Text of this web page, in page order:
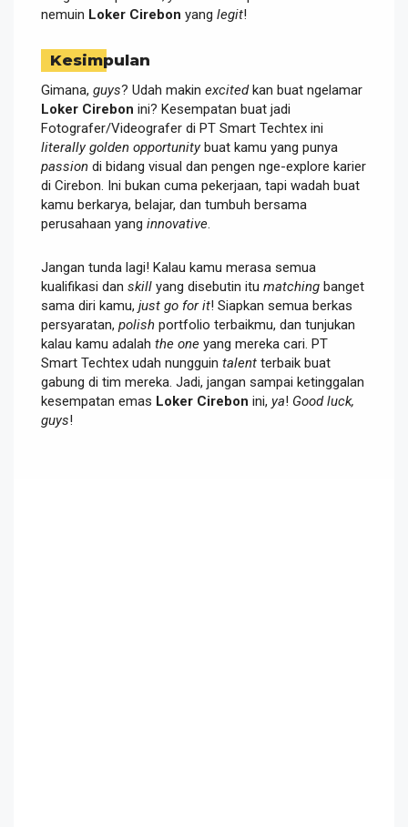
nemuin Loker Cirebon yang legit!
Kesimpulan
Gimana, guys? Udah makin excitedkan buat ngelamar
Loker Cirebon ini? Kesempatan buat jadi
Fotografer/Videografer di PT Smart Techtex ini
literally golden opportunitybuat kamu yang punya
passion di bidang visual dan pengen nge-explore karier
di Cirebon. Ini bukan cuma pekerjaan, tapi wadah buat
kamu berkarya, belajar, dan tumbuh bersama
perusahaan yang innovative
Jangan tunda lagi! Kalau kamu merasa semua
kualifikasi dan skill yang disebutin itu matching banget
sama diri kamu, just go for it! Siapkan semua berkas
persyaratan, polish portfolio terbaikmu, dan tunjukan
kalau kamu adalah the one yang mereka cari. PT
Smart Techtex udah nungguin talent terbaik buat
gabung di tim mereka. Jadi, jangan sampai ketinggalan
kesempatan emas Loker Cirebon ini, ya! Good luck,
guys!